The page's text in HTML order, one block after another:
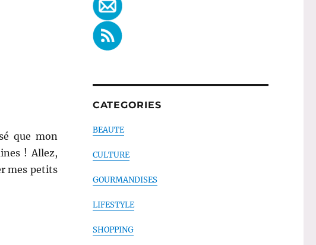
que mon
! Allez,
mes petits
CATEGORIES
BEAUTE
CULTURE
GOURMANDISES
LIFESTYLE
SHOPPING